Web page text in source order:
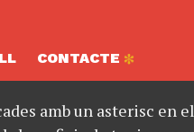
CONTACTE
amb un asterisc en